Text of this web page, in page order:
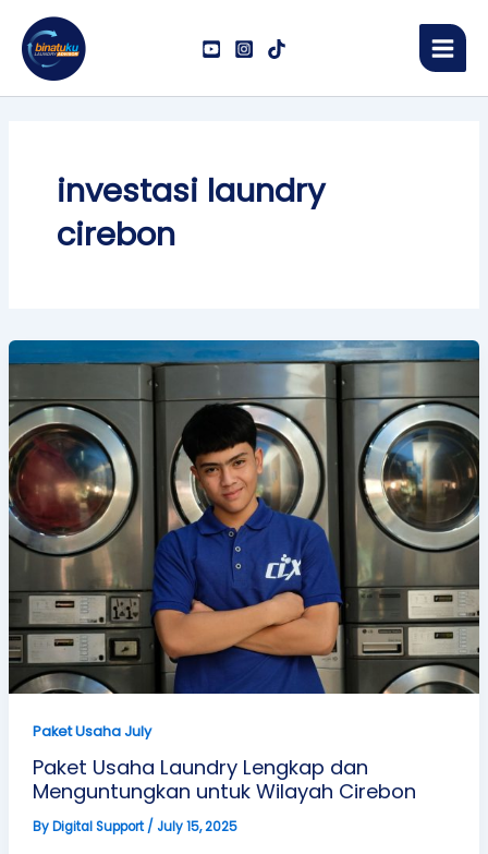
content
Main
investasi laundry
cirebon
Paket Usaha July
Paket Usaha Laundry Lengkap dan
Menguntungkan untuk Wilayah Cirebon
ByDigital Support/ July 15, 2025